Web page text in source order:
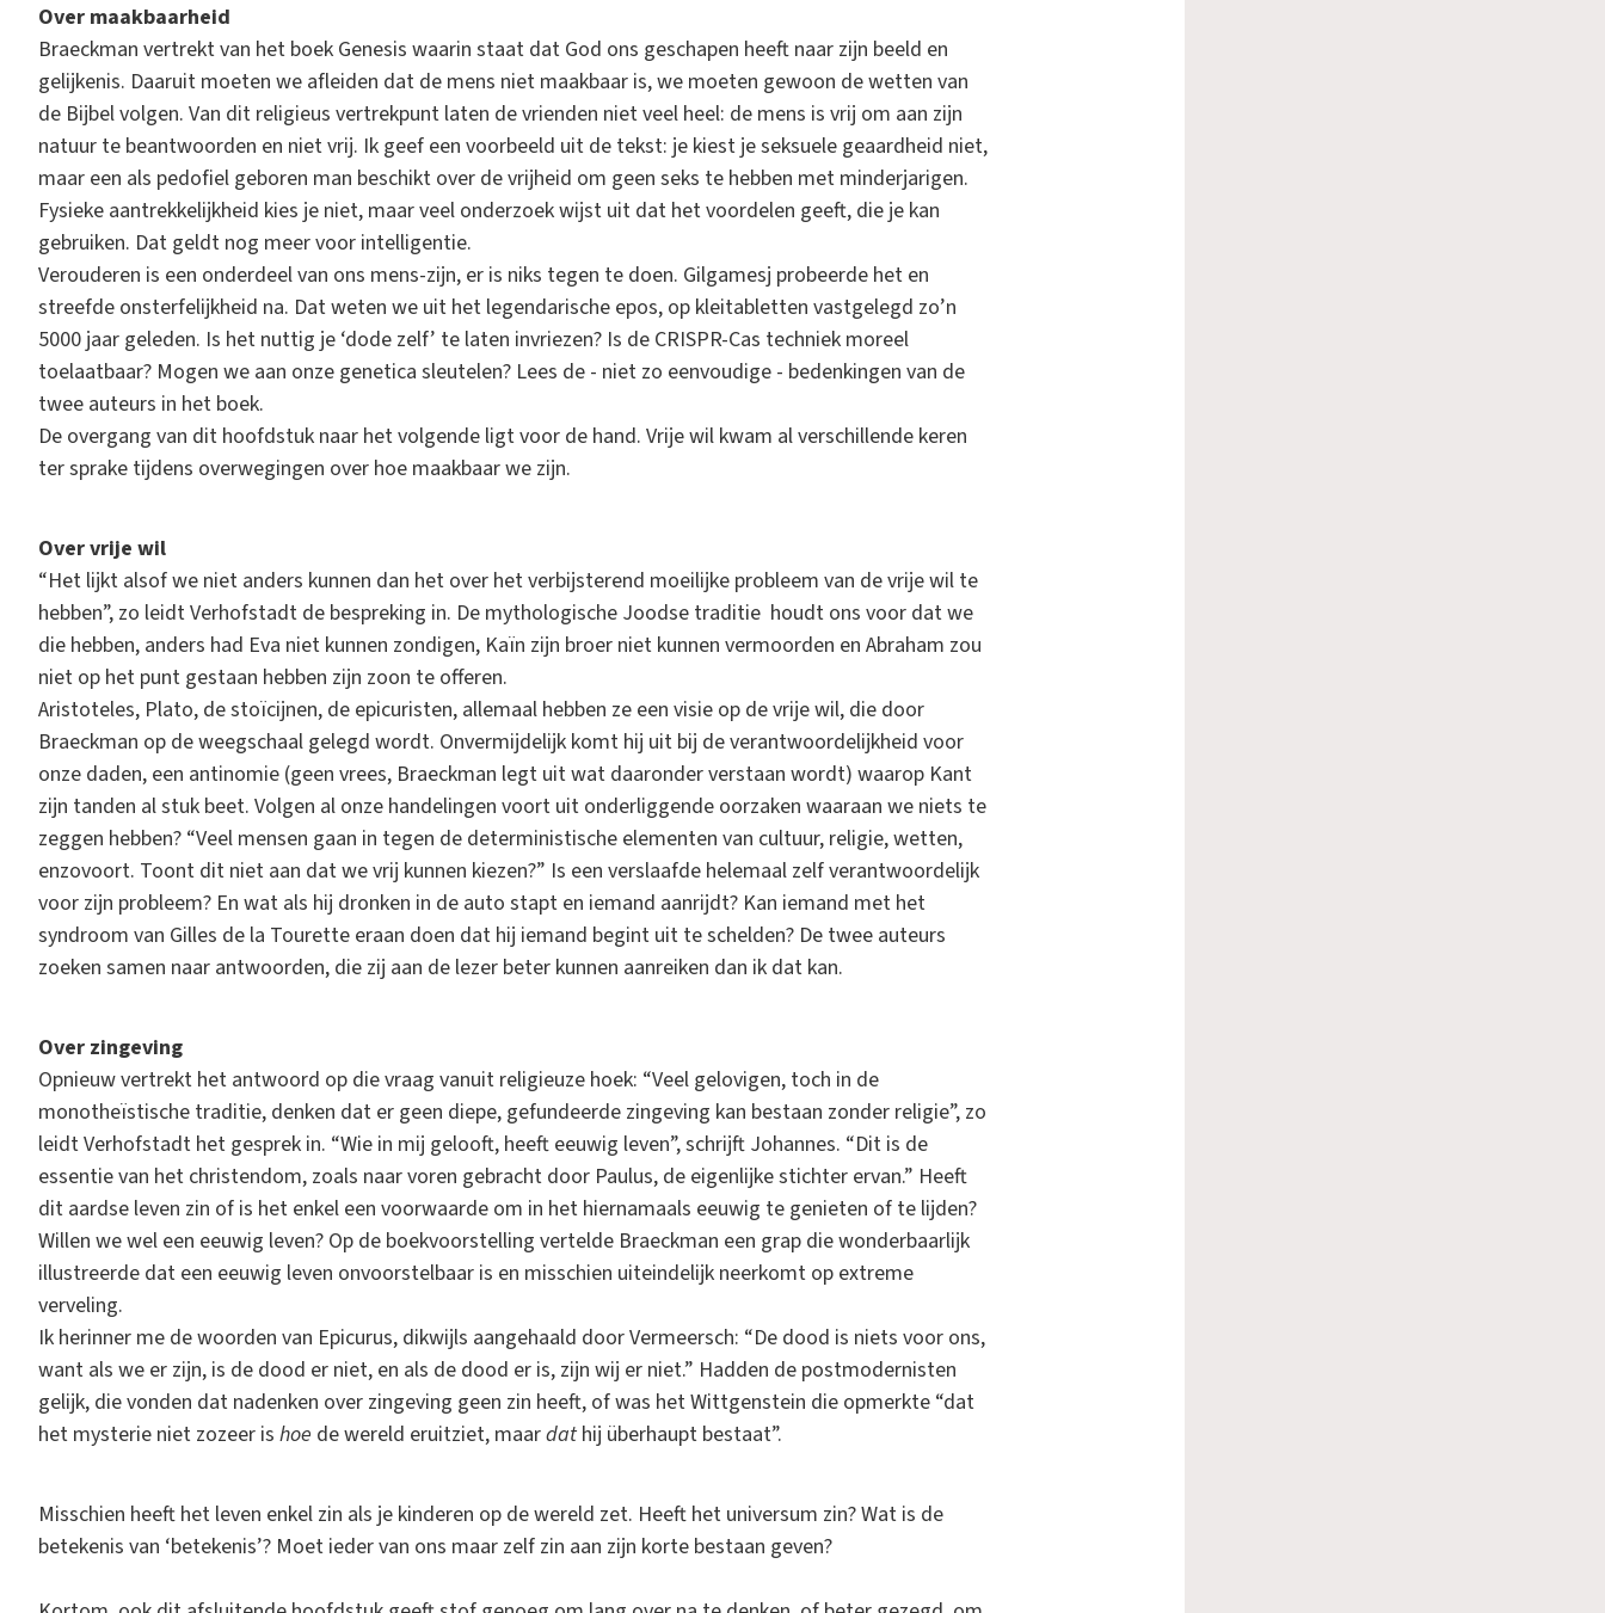
Over maakbaarheid
Braeckman vertrekt van het boek Genesis waarin staat dat God ons geschapen heeft naar zijn beeld en
gelijkenis. Daaruit moeten we afleiden dat de mens niet maakbaar is, we moeten gewoon de wetten van
de Bijbel volgen. Van dit religieus vertrekpunt laten de vrienden niet veel heel: de mens is vrij om aan zijn
natuur te beantwoorden en niet vrij. Ik geef een voorbeeld uit de tekst: je kiest je seksuele geaardheid niet,
maar een als pedofiel geboren man beschikt over de vrijheid om geen seks te hebben met minderjarigen.
Fysieke aantrekkelijkheid kies je niet, maar veel onderzoek wijst uit dat het voordelen geeft, die je kan
gebruiken. Dat geldt nog meer voor intelligentie.
Verouderen is een onderdeel van ons mens-zijn, er is niks tegen te doen. Gilgamesj probeerde het en
streefde onsterfelijkheid na. Dat weten we uit het legendarische epos, op kleitabletten vastgelegd zo’n
5000 jaar geleden. Is het nuttig je ‘dode zelf’ te laten invriezen? Is de CRISPR-Cas techniek moreel
toelaatbaar? Mogen we aan onze genetica sleutelen? Lees de - niet zo eenvoudige - bedenkingen van de
twee auteurs in het boek.
De overgang van dit hoofdstuk naar het volgende ligt voor de hand. Vrije wil kwam al verschillende keren
ter sprake tijdens overwegingen over hoe maakbaar we zijn.
Over vrije wil
“Het lijkt alsof we niet anders kunnen dan het over het verbijsterend moeilijke probleem van de vrije wil te
hebben”, zo leidt Verhofstadt de bespreking in. De mythologische Joodse traditie houdt ons voor dat we
die hebben, anders had Eva niet kunnen zondigen, Kaïn zijn broer niet kunnen vermoorden en Abraham zou
niet op het punt gestaan hebben zijn zoon te offeren.
Aristoteles, Plato, de stoïcijnen, de epicuristen, allemaal hebben ze een visie op de vrije wil, die door
Braeckman op de weegschaal gelegd wordt. Onvermijdelijk komt hij uit bij de verantwoordelijkheid voor
onze daden, een antinomie (geen vrees, Braeckman legt uit wat daaronder verstaan wordt) waarop Kant
zijn tanden al stuk beet. Volgen al onze handelingen voort uit onderliggende oorzaken waaraan we niets te
zeggen hebben? “Veel mensen gaan in tegen de deterministische elementen van cultuur, religie, wetten,
enzovoort. Toont dit niet aan dat we vrij kunnen kiezen?” Is een verslaafde helemaal zelf verantwoordelijk
voor zijn probleem? En wat als hij dronken in de auto stapt en iemand aanrijdt? Kan iemand met het
syndroom van Gilles de la Tourette eraan doen dat hij iemand begint uit te schelden? De twee auteurs
zoeken samen naar antwoorden, die zij aan de lezer beter kunnen aanreiken dan ik dat kan.
Over zingeving
Opnieuw vertrekt het antwoord op die vraag vanuit religieuze hoek: “Veel gelovigen, toch in de
monotheïstische traditie, denken dat er geen diepe, gefundeerde zingeving kan bestaan zonder religie”, zo
leidt Verhofstadt het gesprek in. “Wie in mij gelooft, heeft eeuwig leven”, schrijft Johannes. “Dit is de
essentie van het christendom, zoals naar voren gebracht door Paulus, de eigenlijke stichter ervan.” Heeft
dit aardse leven zin of is het enkel een voorwaarde om in het hiernamaals eeuwig te genieten of te lijden?
Willen we wel een eeuwig leven? Op de boekvoorstelling vertelde Braeckman een grap die wonderbaarlijk
illustreerde dat een eeuwig leven onvoorstelbaar is en misschien uiteindelijk neerkomt op extreme
verveling.
Ik herinner me de woorden van Epicurus, dikwijls aangehaald door Vermeersch: “De dood is niets voor ons,
want als we er zijn, is de dood er niet, en als de dood er is, zijn wij er niet.” Hadden de postmodernisten
gelijk, die vonden dat nadenken over zingeving geen zin heeft, of was het Wittgenstein die opmerkte “dat
het mysterie niet zozeer is hoe de wereld eruitziet, maardat hij überhaupt bestaat”.
Misschien heeft het leven enkel zin als je kinderen op de wereld zet. Heeft het universum zin? Wat is de
betekenis van ‘betekenis’? Moet ieder van ons maar zelf zin aan zijn korte bestaan geven?